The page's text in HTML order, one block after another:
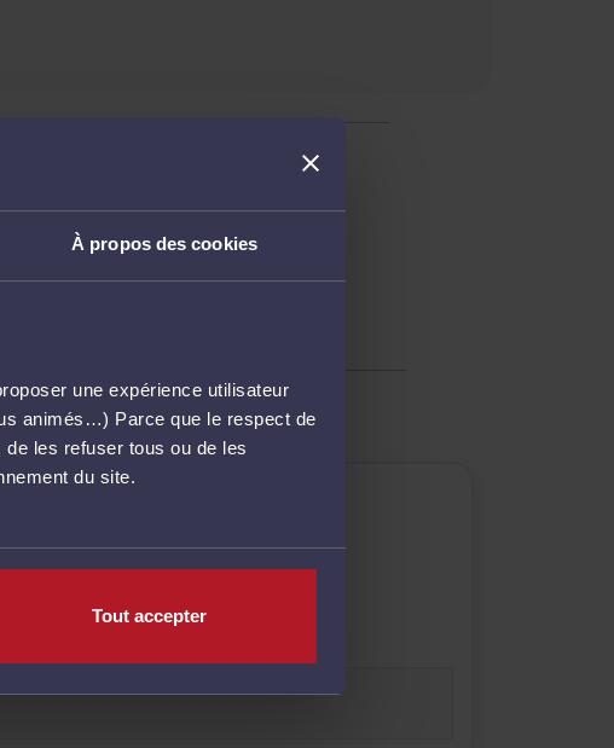
À propos des cookies
une expérience utilisateur
animés…) Parce que le respect de
les refuser tous ou de les
du site.
Tout accepter